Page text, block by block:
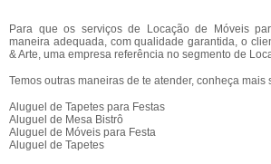
Para que os serviços de Locação de Móveis
maneira adequada, com qualidade garantida, o
& Arte, uma empresa referência no segmento de
Temos outras maneiras de te atender, conheça mais
Aluguel de Tapetes para Festas
Aluguel de Mesa Bistrô
Aluguel de Móveis para Festa
Aluguel de Tapetes